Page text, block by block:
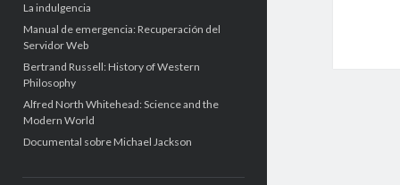
La indulgencia
Manual de emergencia: Recuperación del
Servidor Web
Bertrand Russell: History of Western
Philosophy
Alfred North Whitehead: Science and the
Modern World
Documental sobre Michael Jackson